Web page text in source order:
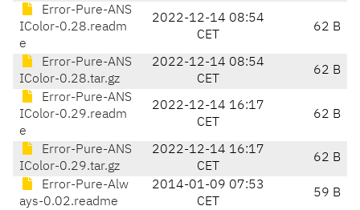
Error-Pure-ANS
IColor-0.28.readm
e
2022-12-14 08:54
CET
62 B
Error-Pure-ANS
IColor-0.28.tar.gz
2022-12-14 08:54
CET
62 B
Error-Pure-ANS
IColor-0.29.readm
e
2022-12-14 16:17
CET
62 B
Error-Pure-ANS
IColor-0.29.tar.gz
2022-12-14 16:17
CET
62 B
Error-Pure-Alw
ays-0.02.readme
2014-01-09 07:53
CET
59 B